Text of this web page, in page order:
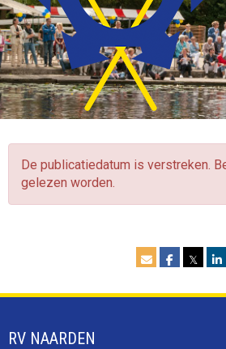
De publicatiedatum is verstreken.
gelezen worden.
𝕏
RV NAARDEN